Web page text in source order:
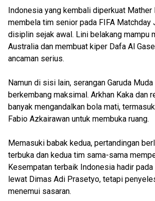
Indonesia yang kembali diperkuat Mather
membela tim senior pada FIFA Matchday
disiplin sejak awal. Lini belakang mampu
Australia dan membuat kiper Dafa Al
ancaman serius.
Namun di sisi lain, serangan Garuda
berkembang maksimal. Arkhan Kaka dan
banyak mengandalkan bola mati,
Fabio Azkairawan untuk membuka ruang.
Memasuki babak kedua, pertandingan
terbuka dan kedua tim sama-sama
Kesempatan terbaik Indonesia hadir
lewat Dimas Adi Prasetyo, tetapi
menemui sasaran.